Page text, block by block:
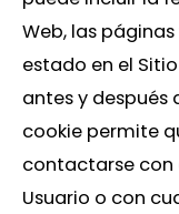
Web, las
estado en el
antes y después
cookie permite
contactarse con
Usuario o con